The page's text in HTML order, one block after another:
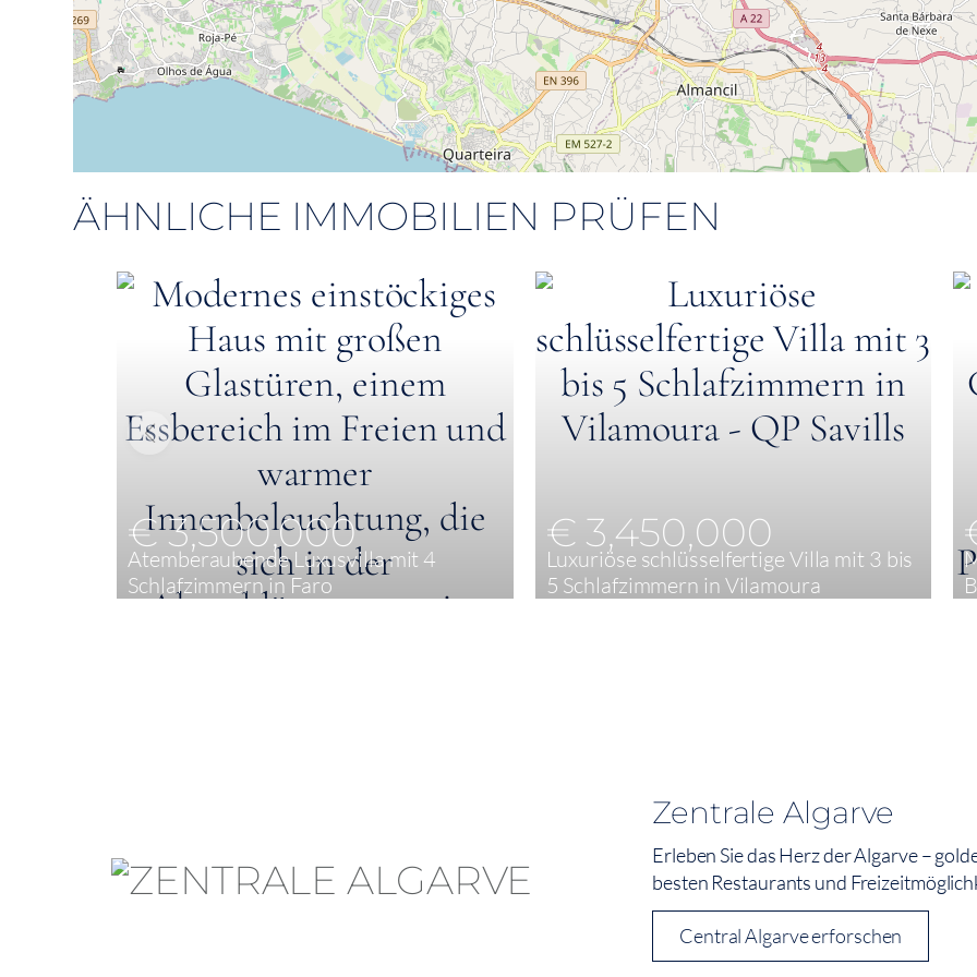
ÄHNLICHE IMMOBILIEN PRÜFEN
€ 3,500,000
Atemberaubende Luxusvilla mit 4
Schlafzimmern in Faro
€ 3,450,000
Luxuriöse schlüsselfertige Villa mit 3 bis
5 Schlafzimmern in Vilamoura
Zentrale Algarve
Erleben Sie das Herz der Algarve –
besten Restaurants und
Central Algarve erforschen